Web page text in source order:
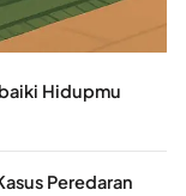
Hidupmu
Peredaran